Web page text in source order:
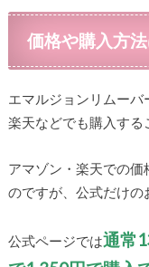
価格や購入方法
エマルジョンリムー
楽天などでも購入する
アマゾン・楽天での
のですが、公式だけの
公式ページでは通常